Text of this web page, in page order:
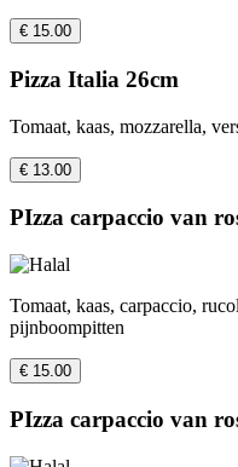
€ 15.00
Pizza Italia 26cm
Tomaat, kaas, mozzarella,
€ 13.00
PIzza carpaccio van
Tomaat, kaas, carpaccio,
pijnboompitten
€ 15.00
PIzza carpaccio van